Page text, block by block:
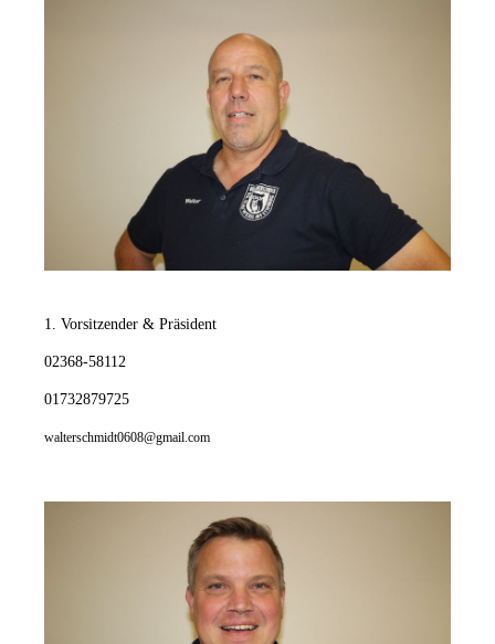
1. Vorsitzender & Präsident
02368-58112
01732879725
walterschmidt0608@gmail.com